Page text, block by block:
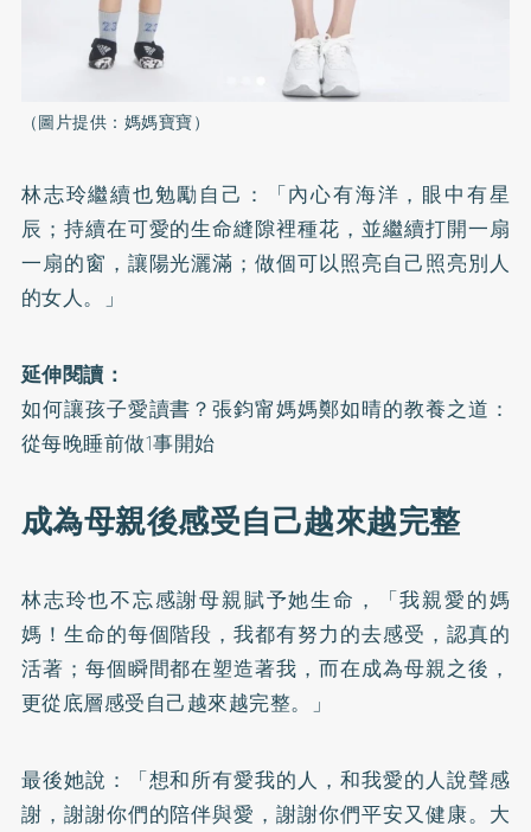
（圖片提供：媽媽寶寶）
林志玲繼續也勉勵自己：「內心有海洋，眼中有星
辰；持續在可愛的生命縫隙裡種花，並繼續打開一扇
一扇的窗，讓陽光灑滿；做個可以照亮自己照亮別人
的女人。」
延伸閱讀：
如何讓孩子愛讀書？張鈞甯媽媽鄭如晴的教養之道：
從每晚睡前做1事開始
成為母親後感受自己越來越完整
林志玲也不忘感謝母親賦予她生命，「我親愛的媽
媽！生命的每個階段，我都有努力的去感受，認真的
活著；每個瞬間都在塑造著我，而在成為母親之後，
更從底層感受自己越來越完整。」
最後她說：「想和所有愛我的人，和我愛的人說聲感
謝，謝謝你們的陪伴與愛，謝謝你們平安又健康。大